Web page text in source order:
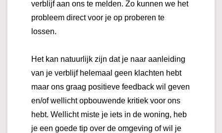
verblijf aan ons te melden. Zo kunnen we het
probleem direct voor je op proberen te
lossen.
Het kan natuurlijk zijn dat je naar aanleiding
van je verblijf helemaal geen klachten hebt
maar ons graag positieve feedback wil geven
en/of wellicht opbouwende kritiek voor ons
hebt. Wellicht miste je iets in de woning, heb
je een goede tip over de omgeving of wil je